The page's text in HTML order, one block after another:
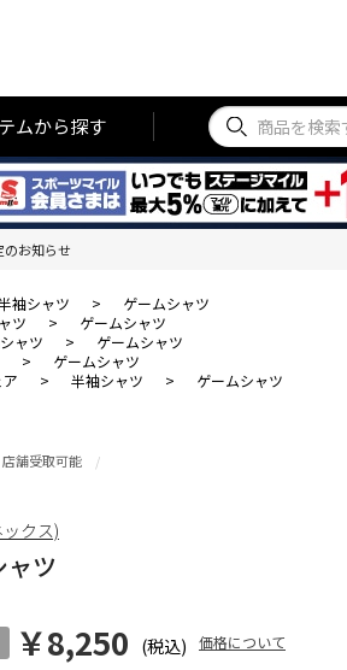
ムから探す
のお知らせ
袖シャツ >
ゲームシャツ
ツ >
ゲームシャツ
ャツ >
ゲームシャツ
>
ゲームシャツ
> 半袖シャツ > ゲームシャツ
店舗受取可能
ャツ
￥8,250 (税込) 価格について
ックス)